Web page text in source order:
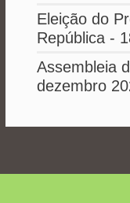
Eleição do
República -
Assembleia
dezembro